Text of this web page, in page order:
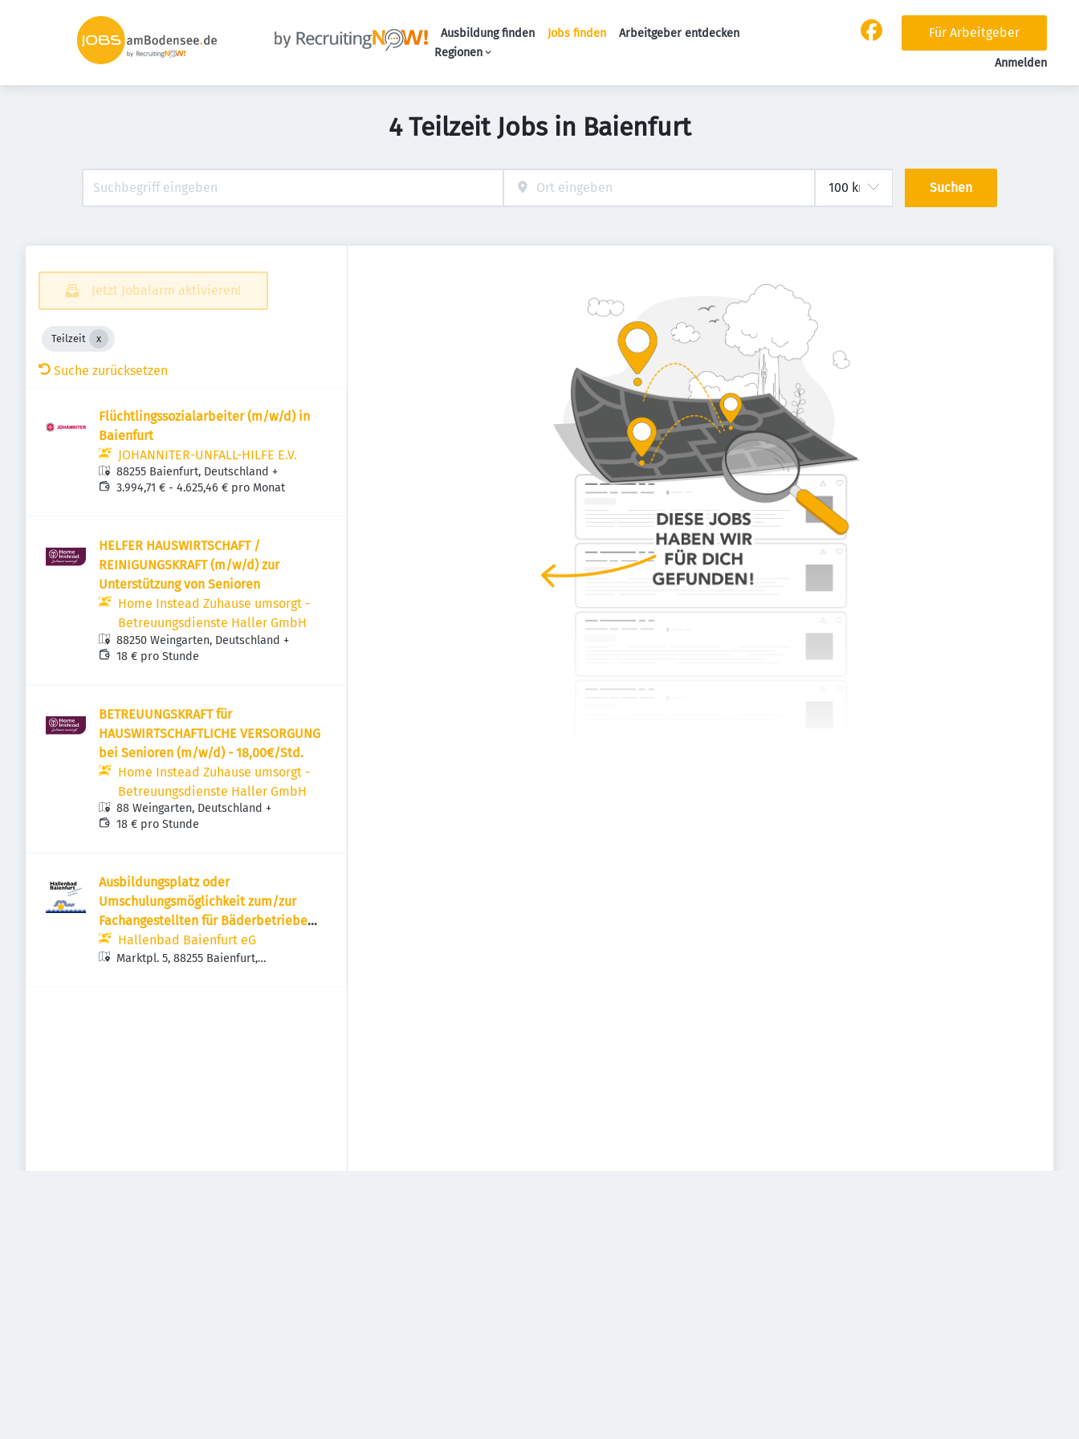
Ausbildung finden Jobs finden
Arbeitgeber entdecken
Regionen
Für Arbeitgeber
Anmelden
4 Teilzeit Jobs in Baienfurt
Suchen
Jetzt Jobalarm aktivieren!
Teilzeit
Suche zurücksetzen
Flüchtlingssozialarbeiter (m/w/d) in
Baienfurt
JOHANNITER-UNFALL-HILFE E.V.
88255 Baienfurt, Deutschland +
3.994,71 € - 4.625,46 € pro Monat
HELFER HAUSWIRTSCHAFT /
REINIGUNGSKRAFT (m/w/d) zur
Unterstützung von Senioren
Home Instead Zuhause umsorgt -
Betreuungsdienste Haller GmbH
88250 Weingarten, Deutschland +
18 € pro Stunde
BETREUUNGSKRAFT für
HAUSWIRTSCHAFTLICHE VERSORGUNG
bei Senioren (m/w/d) - 18,00€/Std.
Home Instead Zuhause umsorgt -
Betreuungsdienste Haller GmbH
88 Weingarten, Deutschland +
18 € pro Stunde
Ausbildungsplatz oder
Umschulungsmöglichkeit zum/zur
Fachangestellten für Bäderbetriebe
(m/w/d)
Hallenbad Baienfurt eG
Marktpl. 5, 88255 Baienfurt,